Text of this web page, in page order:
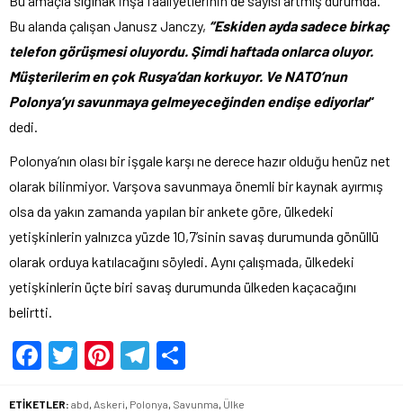
Bu alanda çalışan Janusz Janczy, “Eskiden ayda sadece birkaç
telefon görüşmesi oluyordu. Şimdi haftada onlarca oluyor.
Müşterilerim en çok Rusya’dan korkuyor. Ve NATO’nun
Polonya’yı savunmaya gelmeyeceğinden endişe ediyorlar“
dedi.
Polonya’nın olası bir işgale karşı ne derece hazır olduğu henüz net
olarak bilinmiyor. Varşova savunmaya önemli bir kaynak ayırmış
olsa da yakın zamanda yapılan bir ankete göre, ülkedeki
yetişkinlerin yalnızca yüzde 10,7’sinin savaş durumunda gönüllü
olarak orduya katılacağını söyledi. Aynı çalışmada, ülkedeki
yetişkinlerin üçte biri savaş durumunda ülkeden kaçacağını
belirtti.
Facebook
Twitter
Pinterest
Telegram
ETİKETLER: abd, Askeri, Polonya, Savunma, Ülke